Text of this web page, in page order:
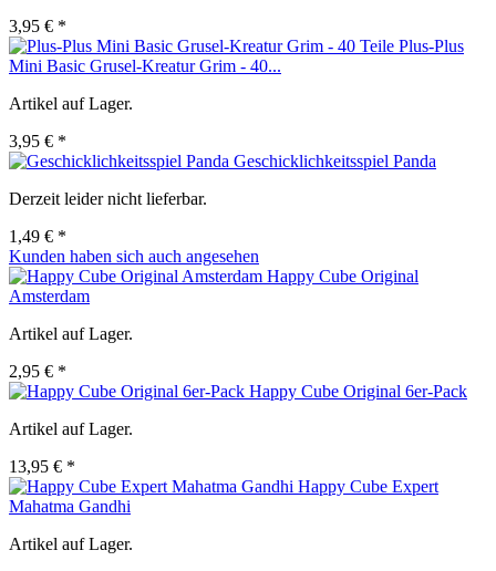
3,95 € *
Plus-Plus
Mini Basic Grusel-Kreatur Grim - 40...
Artikel auf Lager.
3,95 € *
Geschicklichkeitsspiel Panda
Derzeit leider nicht lieferbar.
1,49 € *
Kunden haben sich auch angesehen
Happy Cube Original
Amsterdam
Artikel auf Lager.
2,95 € *
Happy Cube Original 6er-Pack
Artikel auf Lager.
13,95 € *
Happy Cube Expert
Mahatma Gandhi
Artikel auf Lager.